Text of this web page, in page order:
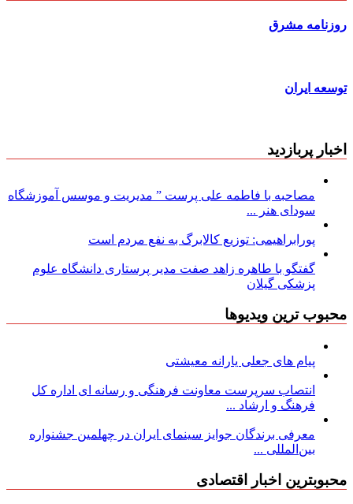
روزنامه مشرق
توسعه ایران
اخبار پربازدید
مصاحبه با فاطمه علی پرست ” مدیریت و موسس آموزشگاه
سودای هنر ...
پورابراهیمی: توزیع کالابرگ به نفع مردم است
گفتگو با طاهره زاهد صفت مدیر پرستاری دانشگاه علوم
پزشکی گیلان
محبوب ترین ویدیوها
پیام های جعلی یارانه معیشتی
انتصاب سرپرست معاونت فرهنگی و رسانه ای اداره کل
فرهنگ و ارشاد ...
معرفی برندگان جوایز سینمای ایران در چهلمین جشنواره
بین‌المللی ...
محبوبترین اخبار اقتصادی